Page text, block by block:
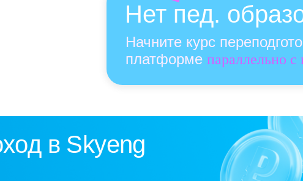
Начните курс
платформе параллельно с
Нет пед.
в Skyeng